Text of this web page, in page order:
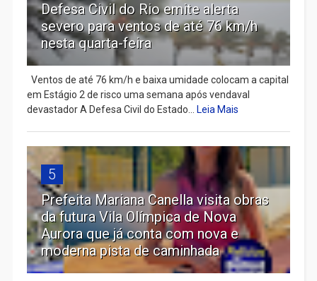
Defesa Civil do Rio emite alerta
severo para ventos de até 76 km/h
nesta quarta-feira
Ventos de até 76 km/h e baixa umidade colocam a capital
em Estágio 2 de risco uma semana após vendaval
devastador A Defesa Civil do Estado...
Leia Mais
5
Prefeita Mariana Canella visita obras
da futura Vila Olímpica de Nova
Aurora que já conta com nova e
moderna pista de caminhada